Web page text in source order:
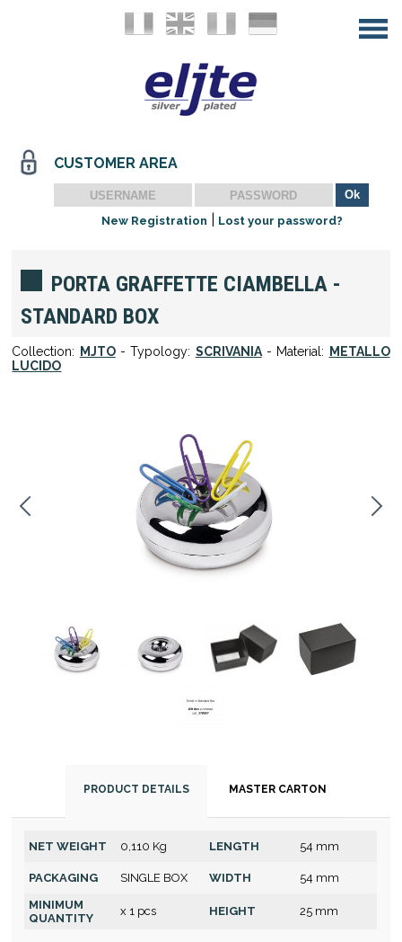
CUSTOMER AREA
New Registration Lost your password?
PORTA GRAFFETTE CIAMBELLA -
STANDARD BOX
Collection: MJTO- Typology: SCRIVANIA- Material:
METALLO
LUCIDO
PRODUCT DETAILS MASTER CARTON
NET WEIGHT 0,110 Kg LENGTH 54 mm
PACKAGING SINGLE BOX WIDTH
54 mm
MINIMUM
QUANTITY
x 1 pcs HEIGHT 25 mm